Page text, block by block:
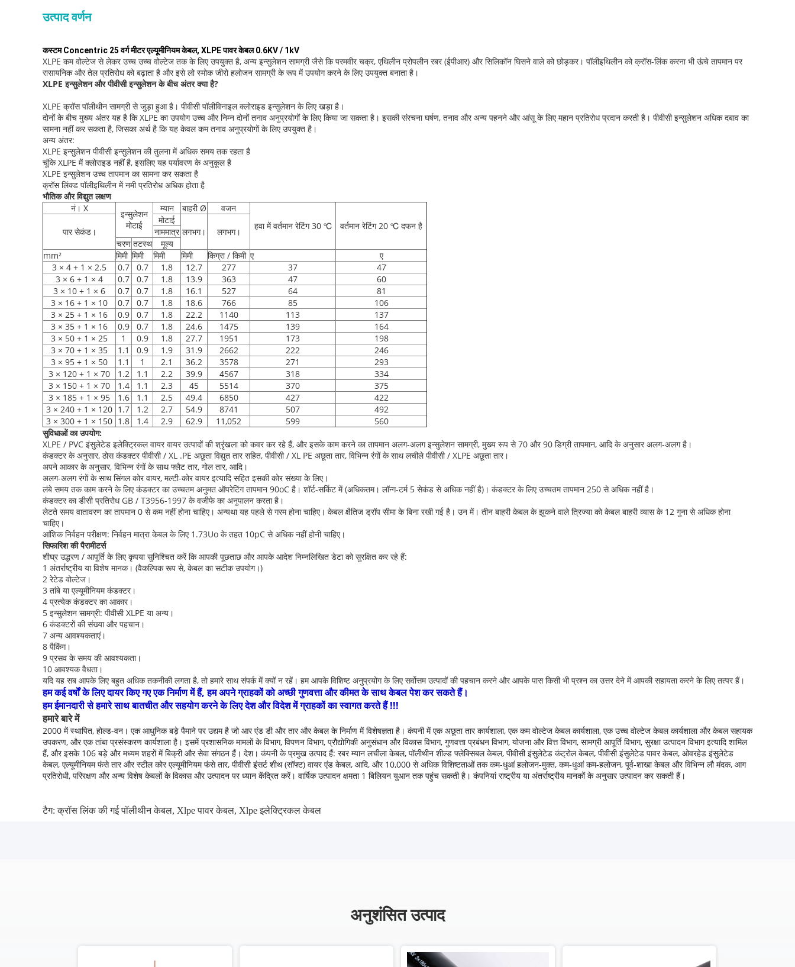
उत्पाद वर्णन
कस्टम Concentric 25 वर्ग मीटर एल्यूमीनियम केबल, XLPE पावर केबल 0.6KV / 1kV
XLPE कम वोल्टेज से लेकर उच्च उच्च वोल्टेज तक के लिए उपयुक्त है, अन्य इन्सुलेशन सामग्री जैसे कि परमवीर चक्र, एथिलीन प्रोपलीन रबर (ईपीआर) और सिलिकॉन घिसने वाले को छोड़कर। पॉलीइथिलीन को क्रॉस-लिंक करना भी ऊंचे तापमान पर
रासायनिक और तेल प्रतिरोध को बढ़ाता है और इसे लो स्मोक जीरो हलोजन सामग्री के रूप में उपयोग करने के लिए उपयुक्त बनाता है।
XLPE इन्सुलेशन और पीवीसी इन्सुलेशन के बीच अंतर क्या है?
XLPE क्रॉस पॉलीथीन सामग्री से जुड़ा हुआ है। पीवीसी पॉलीविनाइल क्लोराइड इन्सुलेशन के लिए खड़ा है।
दोनों के बीच मुख्य अंतर यह है कि XLPE का उपयोग उच्च और निम्न दोनों तनाव अनुप्रयोगों के लिए किया जा सकता है। इसकी संरचना घर्षण, तनाव और अन्य पहनने और आंसू के लिए महान प्रतिरोध प्रदान करती है। पीवीसी इन्सुलेशन अधिक दबाव का
सामना नहीं कर सकता है, जिसका अर्थ है कि यह केवल कम तनाव अनुप्रयोगों के लिए उपयुक्त है।
अन्य अंतर:
XLPE इन्सुलेशन पीवीसी इन्सुलेशन की तुलना में अधिक समय तक रहता है
चूंकि XLPE में क्लोराइड नहीं है, इसलिए यह पर्यावरण के अनुकूल है
XLPE इन्सुलेशन उच्च तापमान का सामना कर सकता है
क्रॉस लिंक्ड पॉलीइथिलीन में नमी प्रतिरोध अधिक होता है
भौतिक और विद्युत लक्षण
नं। X
इन्सुलेशन
मोटाई
म्यान बाहरी Ø
वजन
हवा में वर्तमान रेटिंग 30 ℃
वर्तमान रेटिंग 20 ℃ दफन है
पार सेकंड।
मोटाई
लगभग।
लगभग।
नाममात्र
चरण तटस्थ
मूल्य
mm²
मिमी मिमी मिमी मिमी किग्रा / किमी ए
ए
3 × 4 + 1 × 2.5
0.7 0.7 1.8 12.7 277 37
47
3 × 6 + 1 × 4
0.7 0.7 1.8 13.9 363 47
60
3 × 10 + 1 × 6
0.7 0.7 1.8 16.1 527 64
81
3 × 16 + 1 × 10
0.7 0.7 1.8 18.6 766 85
106
3 × 25 + 1 × 16
0.9 0.7 1.8 22.2 1140 113
137
3 × 35 + 1 × 16
0.9 0.7 1.8 24.6 1475 139
164
3 × 50 + 1 × 25
1 0.9 1.8 27.7 1951 173
198
3 × 70 + 1 × 35
1.1 0.9 1.9 31.9 2662 222
246
3 × 95 + 1 × 50
1.1 1 2.1 36.2 3578 271
293
3 × 120 + 1 × 70
1.2 1.1 2.2 39.9 4567 318
334
3 × 150 + 1 × 70
1.4 1.1 2.3 45 5514 370
375
3 × 185 + 1 × 95
1.6 1.1 2.5 49.4 6850 427
422
3 × 240 + 1 × 120 1.7 1.2 2.7 54.9 8741 507
492
3 × 300 + 1 × 150 1.8 1.4 2.9 62.9 11,052 599
560
सुविधाओं का उपयोग:
XLPE / PVC इंसुलेटेड इलेक्ट्रिकल वायर वायर उत्पादों की श्रृंखला को कवर कर रहे हैं, और इसके काम करने का तापमान अलग-अलग इन्सुलेशन सामग्री, मुख्य रूप से 70 और 90 डिग्री तापमान, आदि के अनुसार अलग-अलग है।
कंडक्टर के अनुसार, ठोस कंडक्टर पीवीसी / XL .PE अछूता विद्युत तार सहित, पीवीसी / XL PE अछूता तार, विभिन्न रंगों के साथ लचीले पीवीसी / XLPE अछूता तार।
अपने आकार के अनुसार, विभिन्न रंगों के साथ फ्लैट तार, गोल तार, आदि।
अलग-अलग रंगों के साथ सिंगल कोर वायर, मल्टी-कोर वायर इत्यादि सहित इसकी कोर संख्या के लिए।
लंबे समय तक काम करने के लिए कंडक्टर का उच्चतम अनुमत ऑपरेटिंग तापमान 90oC है। शॉर्ट-सर्किट में (अधिकतम। लॉन्ग-टर्म 5 सेकंड से अधिक नहीं है)। कंडक्टर के लिए उच्चतम तापमान 250 से अधिक नहीं है।
कंडक्टर का डीसी प्रतिरोध GB / T3956-1997 के वजीफे का अनुपालन करता है।
लेटते समय वातावरण का तापमान 0 से कम नहीं होना चाहिए। अन्यथा यह पहले से गरम होना चाहिए। केबल क्षैतिज ड्रॉप सीमा के बिना रखी गई है। उन में। तीन बाहरी केबल के झुकने वाले त्रिज्या को केबल बाहरी व्यास के 12 गुना से अधिक होना
चाहिए।
आंशिक निर्वहन परीक्षण: निर्वहन मात्रा केबल के लिए 1.73Uo के तहत 10pC से अधिक नहीं होनी चाहिए।
सिफारिश की पैरामीटर्स
शीघ्र उद्धरण / आपूर्ति के लिए कृपया सुनिश्चित करें कि आपकी पूछताछ और आपके आदेश निम्नलिखित डेटा को सुरक्षित कर रहे हैं:
1 अंतर्राष्ट्रीय या विशेष मानक। (वैकल्पिक रूप से, केबल का सटीक उपयोग।)
2 रेटेड वोल्टेज।
3 तांबे या एल्यूमीनियम कंडक्टर।
4 प्रत्येक कंडक्टर का आकार।
5 इन्सुलेशन सामग्री: पीवीसी XLPE या अन्य।
6 कंडक्टरों की संख्या और पहचान।
7 अन्य आवश्यकताएं।
8 पैकिंग।
9 प्रसव के समय की आवश्यकता।
10 आवश्यक वैधता।
यदि यह सब आपके लिए बहुत अधिक तकनीकी लगता है, तो हमारे साथ संपर्क में क्यों न रहें। हम आपके विशिष्ट अनुप्रयोग के लिए सर्वोत्तम उत्पादों की पहचान करने और आपके पास किसी भी प्रश्न का उत्तर देने में आपकी सहायता करने के लिए तत्पर हैं।
हम कई वर्षों के लिए दायर किए गए एक निर्माण में हैं, हम अपने ग्राहकों को अच्छी गुणवत्ता और कीमत के साथ केबल पेश कर सकते हैं।
हम ईमानदारी से हमारे साथ बातचीत और सहयोग करने के लिए देश और विदेश में ग्राहकों का स्वागत करते हैं !!!
हमारे बारे में
2000 में स्थापित, होल्ड-वन। एक आधुनिक बड़े पैमाने पर उद्यम है जो आर एंड डी और तार और केबल के निर्माण में विशेषज्ञता है। कंपनी में एक अछूता तार कार्यशाला, एक कम वोल्टेज केबल कार्यशाला, एक उच्च वोल्टेज केबल कार्यशाला और केबल सहायक
उपकरण, और एक तांबा प्रसंस्करण कार्यशाला है। इसमें प्रशासनिक मामलों के विभाग, विपणन विभाग, प्रौद्योगिकी अनुसंधान और विकास विभाग, गुणवत्ता प्रबंधन विभाग, योजना और वित्त विभाग, सामग्री आपूर्ति विभाग, सुरक्षा उत्पादन विभाग इत्यादि शामिल
हैं, और इसके 106 बड़े और मध्यम शहरों में बिक्री और सेवा संगठन हैं। देश। कंपनी के प्रमुख उत्पाद हैं: रबर म्यान लचीला केबल, पॉलीथीन शील्ड फ्लेक्सिबल केबल, पीवीसी इंसुलेटेड कंट्रोल केबल, पीवीसी इंसुलेटेड पावर केबल, ओवरहेड इंसुलेटेड
केबल, एल्यूमीनियम फंसे तार और स्टील कोर एल्यूमीनियम फंसे तार, पीवीसी इंसर्ट शीथ (सॉफ्ट) वायर एंड केबल, आदि, और 10,000 से अधिक विशिष्टताओं तक कम-धुआं हलोजन-मुक्त, कम-धुआं कम-हलोजन, पूर्व-शाखा केबल और विभिन्न लौ मंदक, आग
प्रतिरोधी, परिरक्षण और अन्य विशेष केबलों के विकास और उत्पादन पर ध्यान केंद्रित करें। वार्षिक उत्पादन क्षमता 1 बिलियन युआन तक पहुंच सकती है। कंपनियां राष्ट्रीय या अंतर्राष्ट्रीय मानकों के अनुसार उत्पादन कर सकती हैं।
टैग:क्रॉस लिंक की गई पॉलीथीन केबल, Xlpe पावर केबल, Xlpe इलेक्ट्रिकल केबल
अनुशंसित उत्पाद